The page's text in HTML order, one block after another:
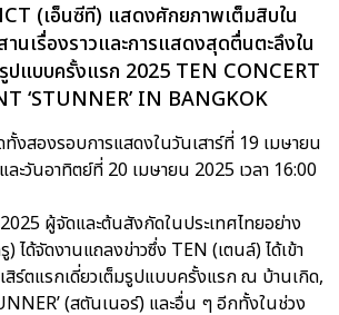
(เอ็นซีที) แสดงศักยภาพเต็มสิบใน
นเรื่องราวและการแสดงสุดตื่นตะลึงใน
ปแบบครั้งแรก 2025 TEN CONCERT
‘STUNNER’ IN BANGKOK
งสองรอบการแสดงในวันเสาร์ที่ 19 เมษายน
ละวันอาทิตย์ที่ 20 เมษายน 2025 เวลา 16:00
ผู้จัดและต้นสังกัดในประเทศไทยอย่าง
ได้จัดงานแถลงข่าวซึ่ง TEN (เตนล์) ได้เข้า
ร์ตแรกเดี่ยวเต็มรูปแบบครั้งแรก ณ บ้านเกิด,
(สตันเนอร์) และอื่น ๆ อีกทั้งในช่วง